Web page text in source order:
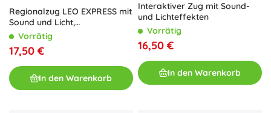
Regionalzug LEO EXPRESS mit
Sound und Licht,
Schwungradantrieb
Vorrätig
17,50 €
In den Warenkorb
Interaktiver Zug mit Sound-
und Lichteffekten
Vorrätig
16,50 €
In den Warenkorb